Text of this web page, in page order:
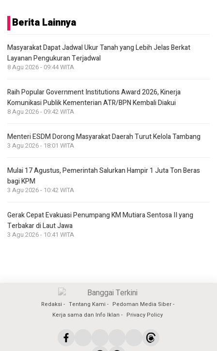
Berita Lainnya
Masyarakat Dapat Jadwal Ukur Tanah yang Lebih Jelas Berkat
Layanan Pengukuran Terjadwal
8 Agu 2026 - 09:44 WITA
Raih Popular Government Institutions Award 2026, Kinerja
Komunikasi Publik Kementerian ATR/BPN Kembali Diakui
8 Agu 2026 - 09:42 WITA
Menteri ESDM Dorong Masyarakat Daerah Turut Kelola Tambang
3 Agu 2026 - 18:01 WITA
Mulai 17 Agustus, Pemerintah Salurkan Hampir 1 Juta Ton Beras
bagi KPM
3 Agu 2026 - 10:42 WITA
Gerak Cepat Evakuasi Penumpang KM Mutiara Sentosa II yang
Terbakar di Laut Jawa
3 Agu 2026 - 10:41 WITA
Redaksi Tentang Kami
Pedoman Media Siber
Kerja sama dan Info Iklan
Privacy Policy